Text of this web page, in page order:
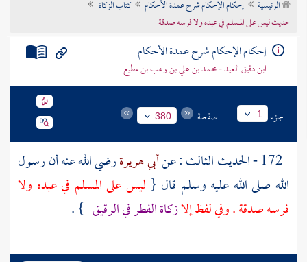
تراجم الأعلام
الرئيسية إحكام الإحكام شرح عمدة الأحكام
كتاب الزكاة
حديث ليس على المسلم في عبده ولا فرسه صدقة
إحكام الإحكام شرح عمدة الأحكام
ابن دقيق العيد - محمد بن علي بن وهب بن مطيع
جزء 1 صفحة 380
أبي هريرةرضي الله عنه أن رسول
الله صلى الله عليه وسلم قال { ليس على المسلم في عبده ولا
فرسه صدقة . وفي لفظ إلازكاة الفطر في الرقيق } .